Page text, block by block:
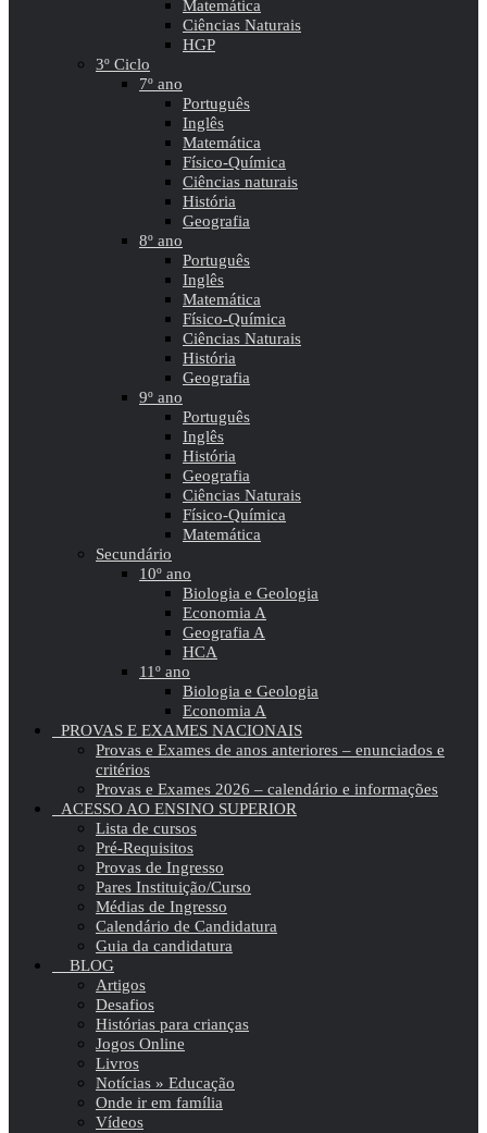
Matemática
Ciências Naturais
HGP
3º Ciclo
7º ano
Português
Inglês
Matemática
Físico-Química
Ciências naturais
História
Geografia
8º ano
Português
Inglês
Matemática
Físico-Química
Ciências Naturais
História
Geografia
9º ano
Português
Inglês
História
Geografia
Ciências Naturais
Físico-Química
Matemática
Secundário
10º ano
Biologia e Geologia
Economia A
Geografia A
HCA
11º ano
Biologia e Geologia
Economia A
PROVAS E EXAMES NACIONAIS
Provas e Exames de anos anteriores – enunciados e
critérios
Provas e Exames 2026 – calendário e informações
ACESSO AO ENSINO SUPERIOR
Lista de cursos
Pré-Requisitos
Provas de Ingresso
Pares Instituição/Curso
Médias de Ingresso
Calendário de Candidatura
Guia da candidatura
BLOG
Artigos
Desafios
Histórias para crianças
Jogos Online
Livros
Notícias » Educação
Onde ir em família
Vídeos